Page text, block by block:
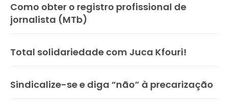
Como obter o registro profissional de
jornalista (MTb)
Total solidariedade com Juca Kfouri!
Sindicalize-se e diga “não” à precarização